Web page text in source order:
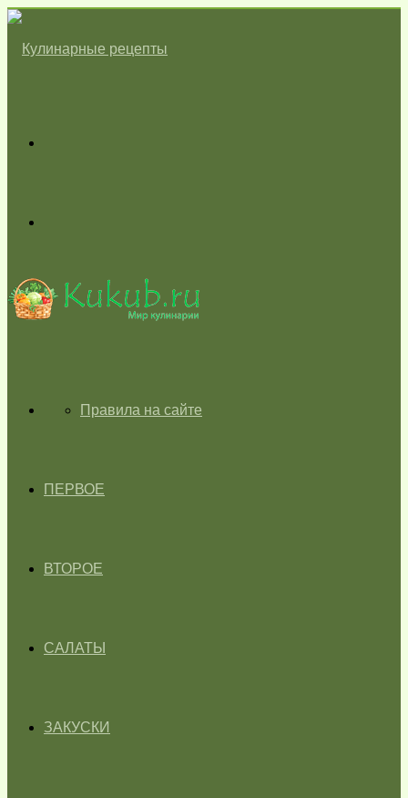
skin
ГЛАВНАЯПравила на сайте
ПЕРВОЕ
ВТОРОЕ
САЛАТЫ
ЗАКУСКИ